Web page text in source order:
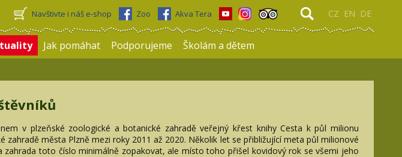
CZ EN DE
Navštivte i náš e-shop Zoo Akva Tera
Jak pomáhat Podporujeme Školám a dětem
v plzeňské zoologické a botanické zahradě veřejný křest knihy Cesta k půl milionu
města Plzně mezi roky 2011 až 2020. Několik let se přibližující meta půl milionové
toto číslo minimálně zopakovat, ale místo toho přišel kovidový rok se všemi jeho